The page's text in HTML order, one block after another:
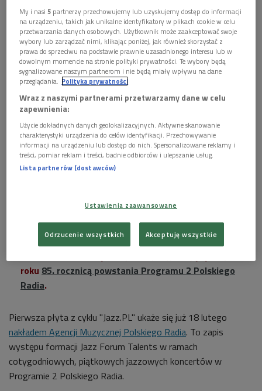
 Jazz Forum Talents. Młodzi i zdolni razem na
scenie w ramach cyklu Jazz.PL
więcej
Jest zapisem koncertu w wykonaniu niezwykłych
muzyków - przedstawicieli młodego pokolenia
polskiego jazzu.
roku 85. rocznicą powstania Programu 2 Polskiego
Radia.
Pierwsza płyta z cyklu "Jazz.PL" ukaże się już 18 lutego
nakładem Agencji Muzycznej Polskiego Radia. To zapis
występu formacji Jazz Forum Talents w ramach
cotygodniowych, piątkowych jazzowych koncertów w
Programie 2 Polskiego Radia.
My i nasi5 partnerzy przechowujemy lub uzyskujemy dostęp do informacji
na urządzeniu, takich jak unikalne identyfikatory w plikach cookie w celu
przetwarzania danych osobowych. Użytkownik może zaakceptować swoje
wybory lub zarządzać nimi, klikając poniżej, jak również skorzystać z
prawa do sprzeciwu na podstawie prawnie uzasadnionego interesu lub w
dowolnym momencie na stronie polityki prywatności. Te wybory będą
sygnalizowane naszym partnerom i nie będą miały wpływu na dane
przeglądania. Polityka prywatności
Wraz z naszymi partnerami przetwarzamy dane w celu
zapewnienia:
Użycie dokładnych danych geolokalizacyjnych. Aktywne skanowanie
charakterystyki urządzenia do celów identyfikacji. Przechowywanie
informacji na urządzeniu lub dostęp do nich. Spersonalizowane reklamy i
treści, pomiar reklam i treści, badnie odbiorców i ulepszanie usług.
Lista partnerów (dostawców)
Ustawienia zaawansowane
Odrzucenie wszystkich Akceptuję wszystkie